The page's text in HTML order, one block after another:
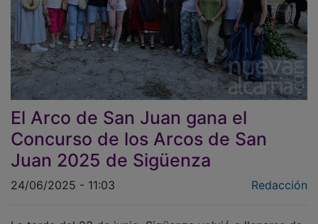
El Arco de San Juan gana el
Concurso de los Arcos de San
Juan 2025 de Sigüenza